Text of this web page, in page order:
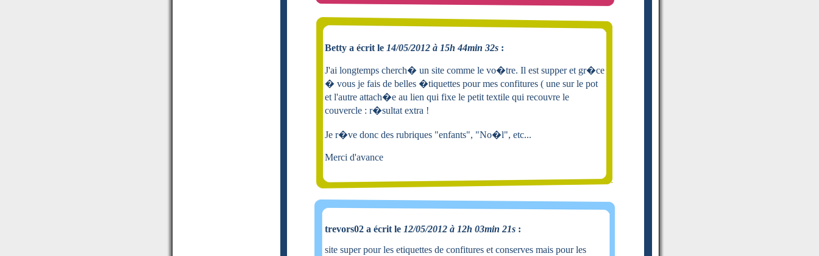
Betty a écrit le 14/05/2012 à 15h 44min 32s :
J'ai longtemps cherch� un site comme le vo�tre. Il est supper et gr�ce
� vous je fais de belles �tiquettes pour mes confitures ( une sur le pot
et l'autre attach�e au lien qui fixe le petit textile qui recouvre le
couvercle : r�sultat extra !
Je r�ve donc des rubriques "enfants", "No�l", etc...
Merci d'avance
trevors02 a écrit le 12/05/2012 à 12h 03min 21s :
site super pour les etiquettes de confitures et conserves mais pour les